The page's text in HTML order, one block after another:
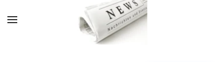
Zum Hauptinhalt springen